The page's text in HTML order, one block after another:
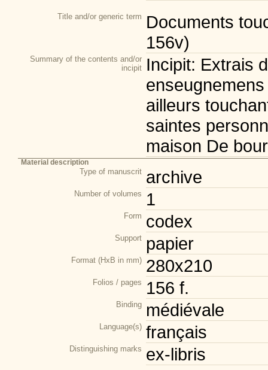
Title and/or generic term
Documents
156v)
Summary of the contents and/or
incipit Incipit: Extrais
ailleurs
saintes
maison De
Material description
Type of manuscrit archive
Number of volumes 1
Form codex
Support papier
Format (HxB in mm) 280x210
Folios / pages 156 f.
Binding médiévale
Language(s) français
Distinguishing marks ex-libris